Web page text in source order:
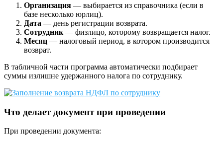
Организация — выбирается из справочника (если в
базе несколько юрлиц).
Дата — день регистрации возврата.
Сотрудник — физлицо, которому возвращается налог.
Месяц — налоговый период, в котором производится
возврат.
В табличной части программа автоматически подбирает
суммы излишне удержанного налога по сотруднику.
Что делает документ при проведении
При проведении документа: